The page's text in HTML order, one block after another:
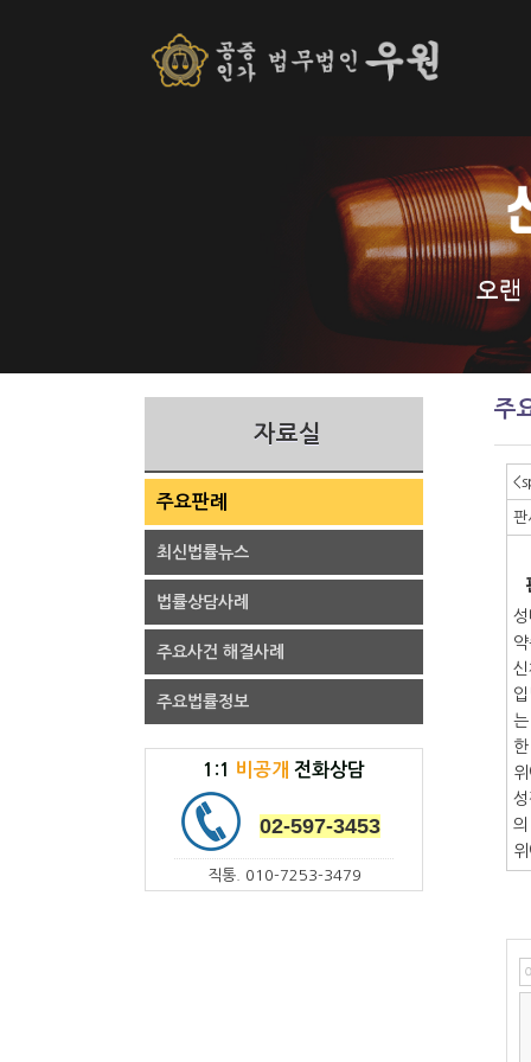
오랜
주
판
는
자료실
주요판례
최신법률뉴스
법률상담사례
주요사건 해결사례
주요법률정보
1:1 비공개 전화상담
02-597-3453
직통. 010-7253-3479